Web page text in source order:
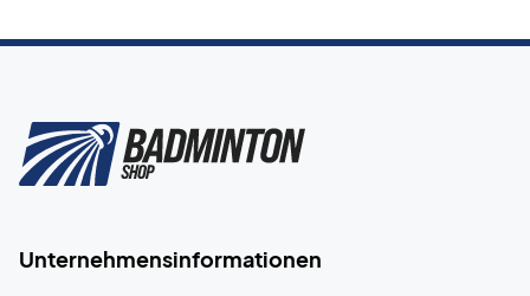
Unternehmensinformationen